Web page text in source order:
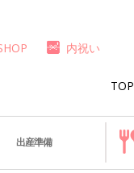
TOP
内祝い
出産準備